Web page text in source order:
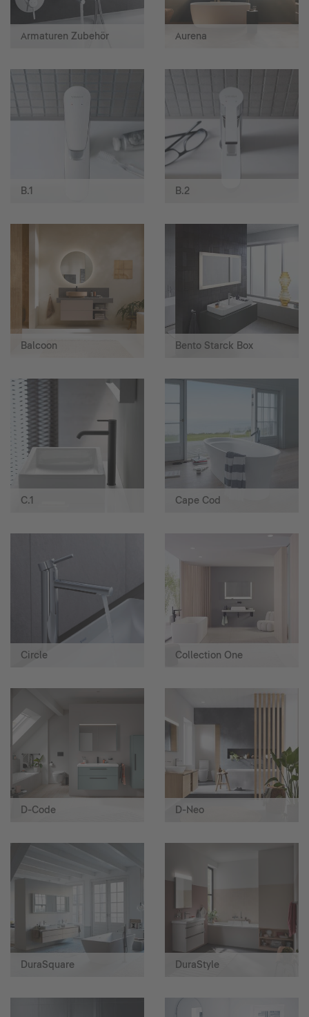
Armaturen Zubehör Aurena
B.1 B.2
Balcoon Bento Starck Box
C.1 Cape Cod
Circle Collection One
D-Code D-Neo
DuraSquare DuraStyle